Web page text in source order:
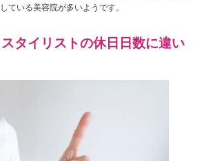
ている美容院が多いようです。
タイリストの休日日数に違い